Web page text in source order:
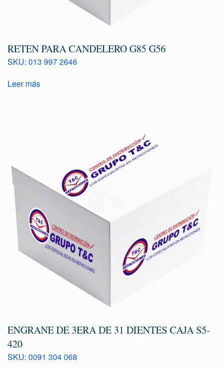
RETEN PARA CANDELERO G85 G56
SKU: 013 997 2646
Leer más
ENGRANE DE 3ERA DE 31 DIENTES CAJA S5-
420
SKU: 0091 304 068